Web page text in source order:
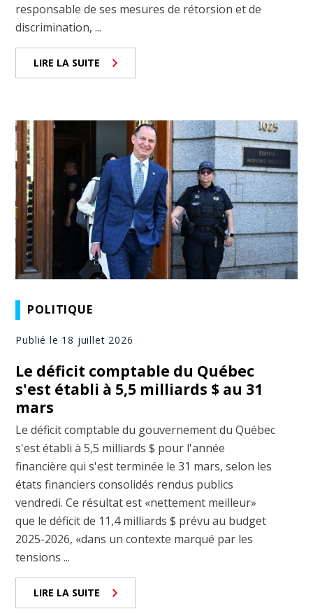
responsable de ses mesures de rétorsion et de
discrimination, ...
LIRE LA SUITE
POLITIQUE
Publié le 18 juillet 2026
Le déficit comptable du Québec
s'est établi à 5,5 milliards $ au 31
mars
Le déficit comptable du gouvernement du Québec
s'est établi à 5,5 milliards $ pour l'année
financière qui s'est terminée le 31 mars, selon les
états financiers consolidés rendus publics
vendredi. Ce résultat est «nettement meilleur»
que le déficit de 11,4 milliards $ prévu au budget
2025-2026, «dans un contexte marqué par les
tensions ...
LIRE LA SUITE